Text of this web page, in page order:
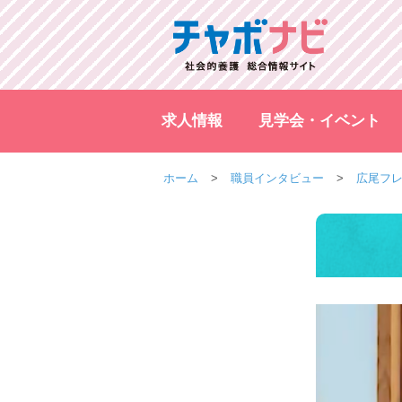
求人情報 見学会・イベント
ホーム 職員インタビュー 広尾フ